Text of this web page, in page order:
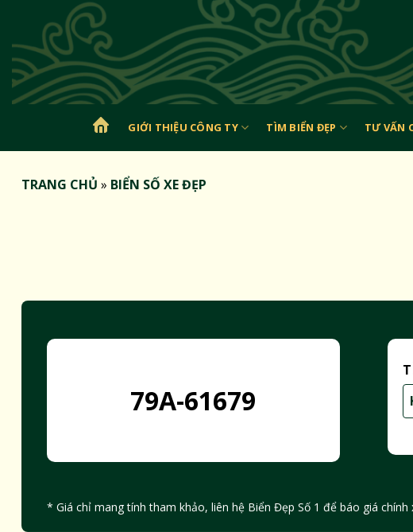
nội
dung
TRANGGIỚI THIỆU CÔNG TY TÌM BIỂN ĐẸP TƯ VẤN
TRANG CHỦ » BIỂN SỐ XE ĐẸP
79A-61679
* Giá chỉ mang tính tham khảo, liên hệ Biển Đẹp Số 1 để báo giá chính